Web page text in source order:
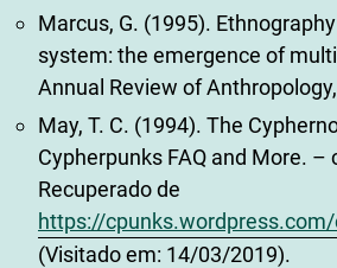
Marcus, G. (1995).
system: the emergence of
Annual Review of
May, T. C. (1994). The
Cypherpunks FAQ and More. –
Recuperado de
https://
(Visitado em: 14/03/2019).